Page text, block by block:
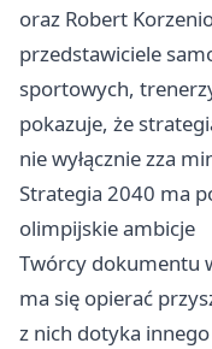
oraz Robert
przedstawiciele
sportowych,
pokazuje, że
nie wyłącznie zza
Strategia 2040 ma
olimpijskie ambicje
Twórcy dokumentu
ma się opierać
z nich dotyka